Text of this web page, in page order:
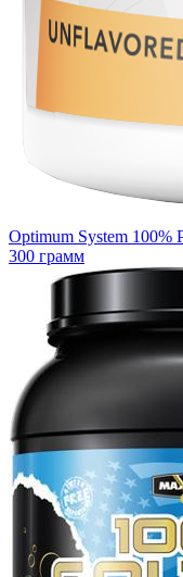
Optimum System 100%
300 грамм